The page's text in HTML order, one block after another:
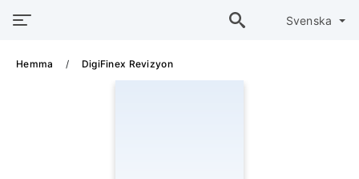
Svenska
Hemma DigiFinex Revizyon